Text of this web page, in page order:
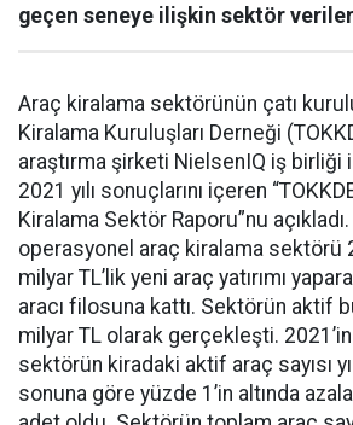
geçen seneye ilişkin sektör
Araç kiralama sektörünün çatı
Kiralama Kuruluşları Derneği
araştırma şirketi NielsenIQ iş birliği
2021 yılı sonuçlarını içeren
Kiralama Sektör Raporu”nu
operasyonel araç kiralama sektörü
milyar TL’lik yeni araç yatırımı
aracı filosuna kattı. Sektörün aktif
milyar TL olarak gerçekleşti.
sektörün kiradaki aktif araç sayısı
sonuna göre yüzde 1’in altında